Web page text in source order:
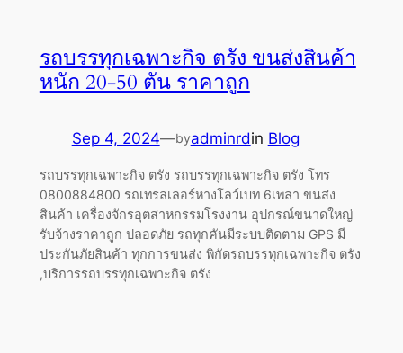
รถบรรทุกเฉพาะกิจ ตรัง ขนส่งสินค้า
หนัก 20-50 ตัน ราคาถูก
Sep 4, 2024—byadminrdin Blog
รถบรรทุกเฉพาะกิจ ตรัง รถบรรทุกเฉพาะกิจ ตรัง โทร
0800884800 รถเทรลเลอร์หางโลว์เบท 6เพลา ขนส่ง
สินค้า เครื่องจักรอุตสาหกรรมโรงงาน อุปกรณ์ขนาดใหญ่
รับจ้างราคาถูก ปลอดภัย รถทุกคันมีระบบติดตาม GPS มี
ประกันภัยสินค้า ทุกการขนส่ง พิกัดรถบรรทุกเฉพาะกิจ ตรัง
,บริการรถบรรทุกเฉพาะกิจ ตรัง